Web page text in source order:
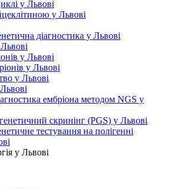
у Львові
у Львові
діагностика у Львові
у Львові
у Львові
у Львові
ембріона методом NGS у
скринінг (PGS) у Львові
тестування на полігенні
у Львові